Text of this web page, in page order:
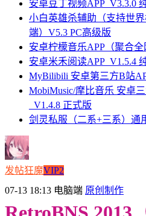
安卓豆丁视频APP_V3.3.0
小白英雄杀辅助（支持世
端）V5.3 PC高级版
安卓柠檬音乐APP（聚合
安卓米禾阅读APP_V1.5.4
MyBilibili 安卓第三方B站
MobiMusic/摩比音乐 安卓
_V1.4.8 正式版
剑灵私服（二系+三系）通
发帖狂魔VIP2
07-13 18:13 电脑端 原创制作